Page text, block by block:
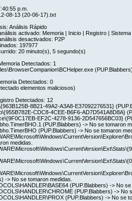
p.m.
08-13 (20-06-17).txt
Análisis Rápido
activado: Memoria | Inicio | Registro |
desactivados: P2P
197977
20 minuto(s), 5 segundo(s)
Detectados: 1
Detectados: 0
elementos maliciosos)
Detectados: 12
8B21-49A2-A3A8-E37092276531}
CDC8-4CEE-B6F6-AD7D541A8D8A}
EF2C-4278-9136-2D547656BC03}
(PUP.Blabbers) -> No se tomaron
(PUP.Blabbers) -> No se tomaron
medidas.
-> No se tomaron medidas.
(PUP.Blabbers) -> No
(PUP.Blabbers) -> No
(PUP.Blabbers) -> No se